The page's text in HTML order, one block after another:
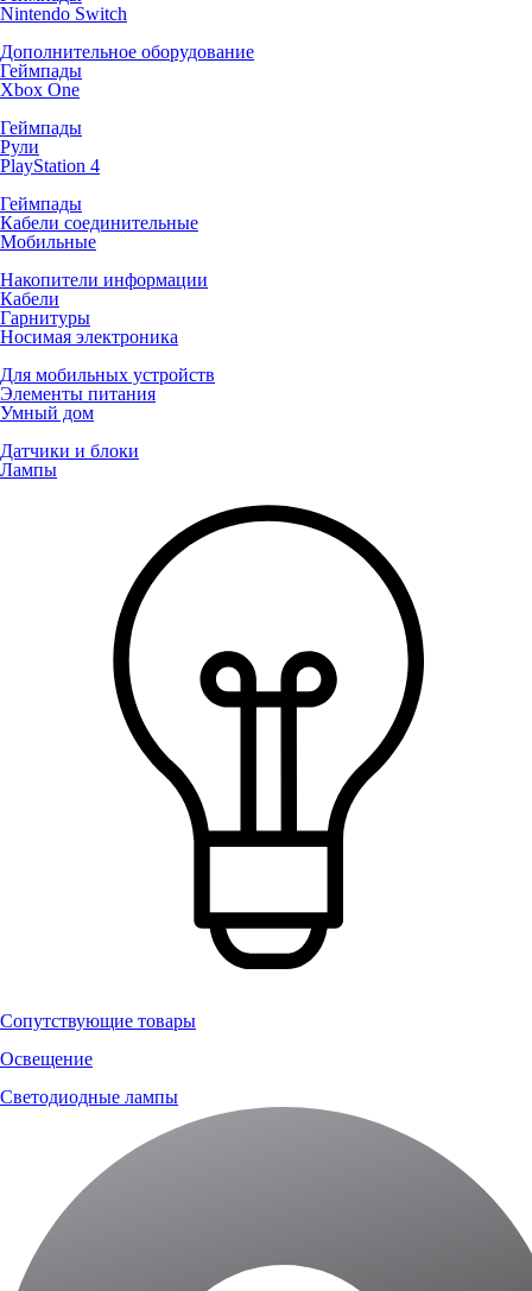
Nintendo Switch
Дополнительное оборудование
Геймпады
Xbox One
Геймпады
Рули
PlayStation 4
Геймпады
Кабели соединительные
Мобильные
Накопители информации
Кабели
Гарнитуры
Носимая электроника
Для мобильных устройств
Элементы питания
Умный дом
Датчики и блоки
Лампы
Сопутствующие товары
Освещение
Светодиодные лампы